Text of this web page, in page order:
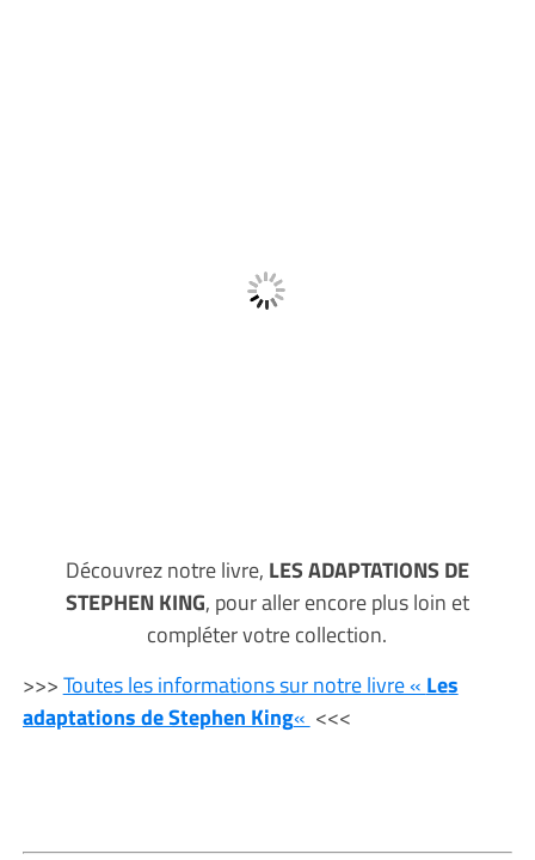
Découvrez notre livre, LES ADAPTATIONS DE
STEPHEN KING, pour aller encore plus loin et
compléter votre collection.
>>>Toutes les informations sur notre livre « Les
adaptations de Stephen King« <<<